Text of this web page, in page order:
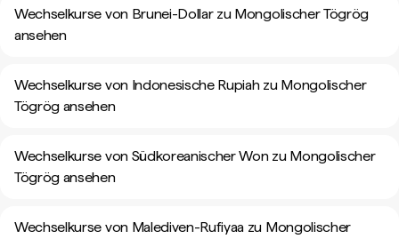
Wechselkurse von Brunei-Dollar zu Mongolischer Tögrög
ansehen
Wechselkurse von Indonesische Rupiah zu Mongolischer
Tögrög ansehen
Wechselkurse von Südkoreanischer Won zu Mongolischer
Tögrög ansehen
Wechselkurse von Malediven-Rufiyaa zu Mongolischer